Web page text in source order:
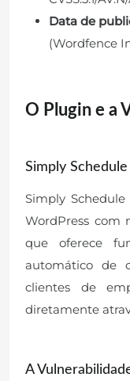
Data de
(Wordfence
O Plugin e a
Simply
Simply
WordPress com
que oferece
automático de
clientes de
diretamente
A